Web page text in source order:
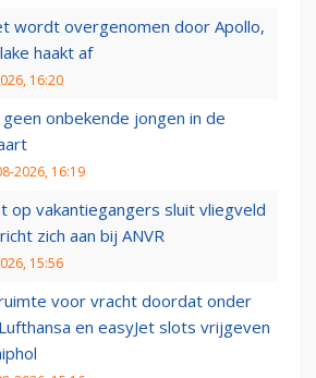
wordt overgenomen door Apollo,
haakt af
16:20
onbekende jongen in de
2026, 16:19
op vakantiegangers sluit vliegveld
zich aan bij ANVR
15:56
voor vracht doordat onder
en easyJet slots vrijgeven